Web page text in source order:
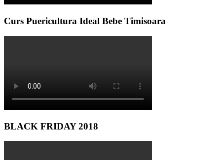
Curs Puericultura Ideal Bebe Timisoara
BLACK FRIDAY 2018